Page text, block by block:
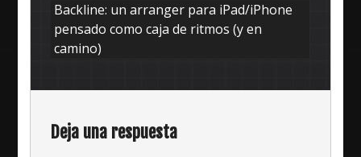
Backline: un arranger para iPad/iPhone
pensado como caja de ritmos (y en
camino)
Deja una respuesta